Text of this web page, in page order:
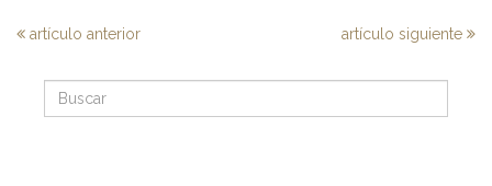
artículo anterior artículo siguiente